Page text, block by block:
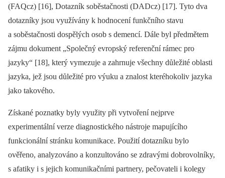
(FAQcz) [16], Dotazník soběstačnosti (DADcz) [17]. Tyto dva
dotazníky jsou využívány k hodnocení funkčního stavu
a soběstačnosti dospělých osob s demencí. Dále byl předmětem
zájmu dokument „Společný evropský referenční rámec pro
jazyky“ [18], který vymezuje a zahrnuje všechny důležité oblasti
jazyka, jež jsou důležité pro výuku a znalost kteréhokoliv jazyka
jako takového.
Získané poznatky byly využity při vytvoření nejprve
experimentální verze dia­gnostického nástroje mapujícího
funkcionální stránku komunikace. Použití dotazníku bylo
ověřeno, analyzováno a konzultováno se zdravými dobrovolníky,
s afatiky i s jejich komunikačními partnery, pečovateli i kolegy